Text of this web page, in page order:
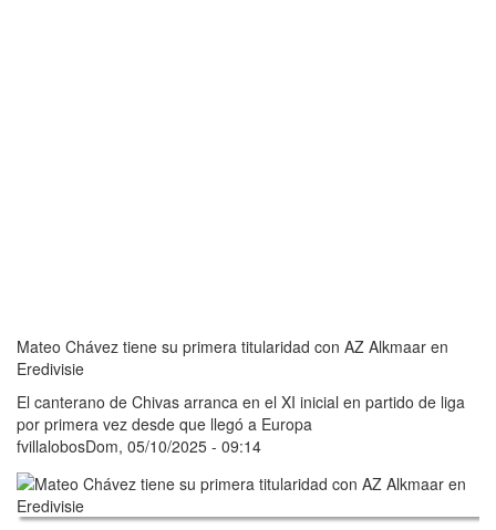
Mateo Chávez tiene su primera titularidad con AZ Alkmaar en
Eredivisie
El canterano de Chivas arranca en el XI inicial en partido de liga
por primera vez desde que llegó a Europa
fvillalobosDom, 05/10/2025 - 09:14